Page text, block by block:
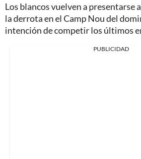
Los blancos vuelven a presentarse
la derrota en el Camp Nou del
intención de competir los últimos
PUBLICIDAD